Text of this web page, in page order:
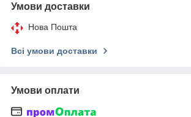
Умови доставки
Нова Пошта
Всі умови доставки
Умови оплати